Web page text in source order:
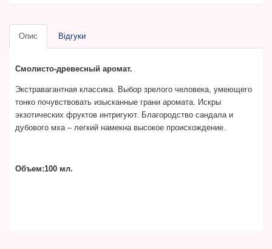
Опис Відгуки
Смолисто-древесный аромат.
Экстравагантная классика. Выбор зрелого человека, умеющего
тонко почувствовать изысканные грани аромата. Искры
экзотических фруктов интригуют. Благородство сандала и
дубового мха – легкий намекна высокое происхождение.
Объем:100 мл.